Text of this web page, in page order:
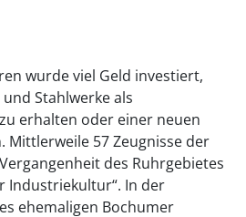
wurde viel Geld investiert,
Stahlwerke als
erhalten oder einer neuen
Mittlerweile 57 Zeugnisse der
des Ruhrgebietes
Industriekultur“. In der
ehemaligen Bochumer